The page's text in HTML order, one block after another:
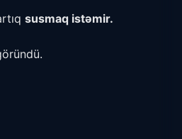
susmaq istəmir.